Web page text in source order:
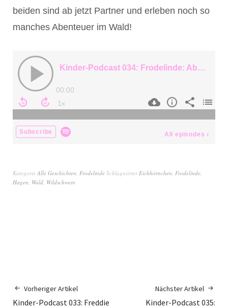
beiden sind ab jetzt Partner und erleben noch so
manches Abenteuer im Wald!
Kategorie Alle Geschichten Frodelinde Schlagwörter Eichhörnchen Frodelinde
Hagen Wald Wildschwein
Vorheriger Artikel
Kinder-Podcast 033: Freddie
Nächster Artikel
Kinder-Podcast 035: